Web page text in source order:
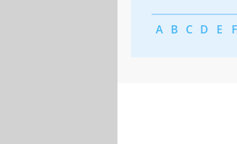
A B C D E F